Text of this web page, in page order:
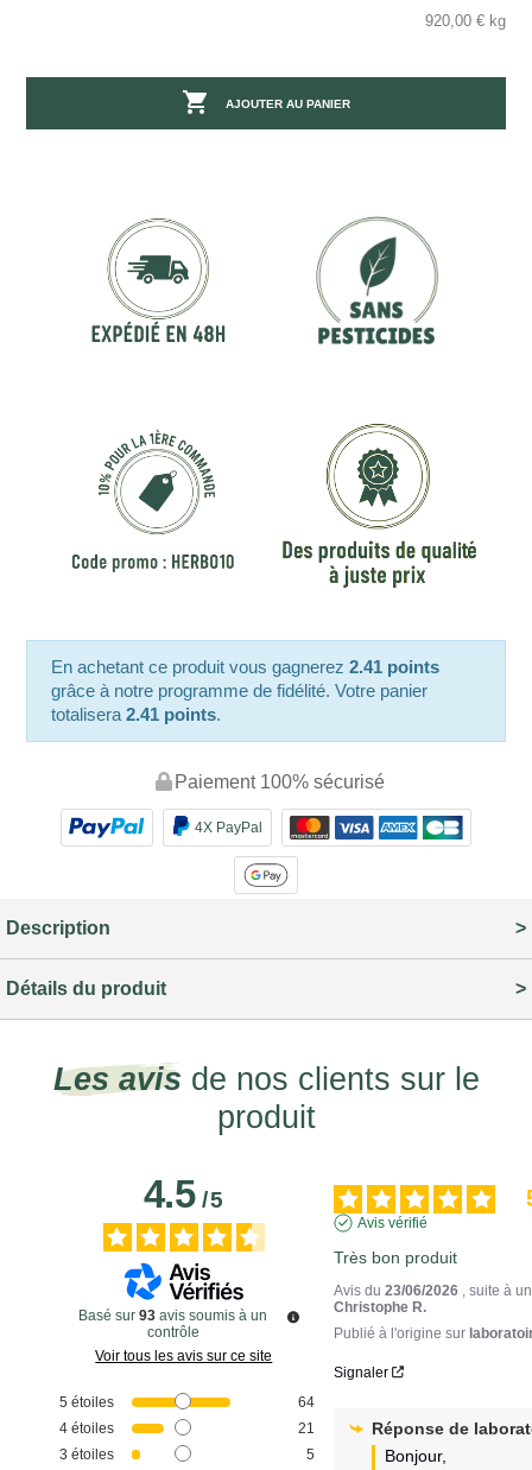
920,00 € kg
 AJOUTER AU PANIER
En achetant ce produit vous gagnerez2.41 points
grâce à notre programme de fidélité. Votre panier
totalisera2.41 points.
Paiement 100% sécurisé
4X PayPal
Description
Détails du produit
Les avis de nos clients sur le
produit
4.5/5
Basé sur93 avis soumis à un
contrôle
Voir tous les avis sur ce site
5 étoiles
64
4 étoiles
21
3 étoiles
5
Avis vérifié
Très bon produit
Avis du23/06/2026 , suite à
Christophe R.
Publié à l'origine sur
Signaler
Réponse de
Bonjour,